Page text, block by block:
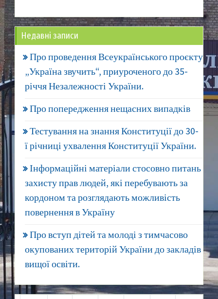
Недавні записи
Про проведення Всеукраїнського проєкту
„Україна звучить“, приуроченого до 35-
річчя Незалежності України.
Про попередження нещасних випадків
Тестування на знання Конституції до 30-
ї річниці ухвалення Конституції України.
Інформаційні матеріали стосовно питань
захисту прав людей, які перебувають за
кордоном та розглядають можливість
повернення в Україну
Про вступ дітей та молоді з тимчасово
окупованих територій України до закладів
вищої освіти.